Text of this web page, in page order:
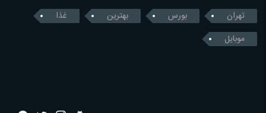
تهران بورس بهترین
غذا
موبایل